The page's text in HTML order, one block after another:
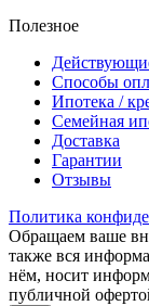
Полезное
Способы
Ипотека /
Семейная
Доставка
Гарантии
Отзывы
Политика
Обращаем ваше
также вся
нём, носит
публичной